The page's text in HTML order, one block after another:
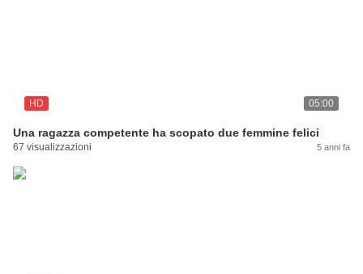
HD 05:00
Una ragazza competente ha scopato due femmine felici
67 visualizzazioni 5 anni fa